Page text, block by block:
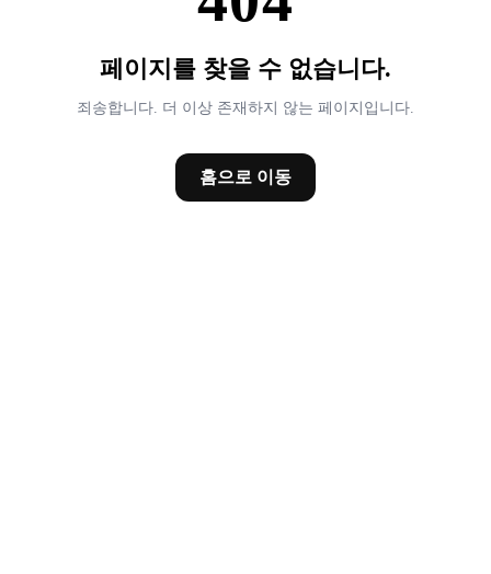
페이지를 찾을 수 없습니다.
죄송합니다. 더 이상 존재하지 않는 페이지입니다.
홈으로 이동